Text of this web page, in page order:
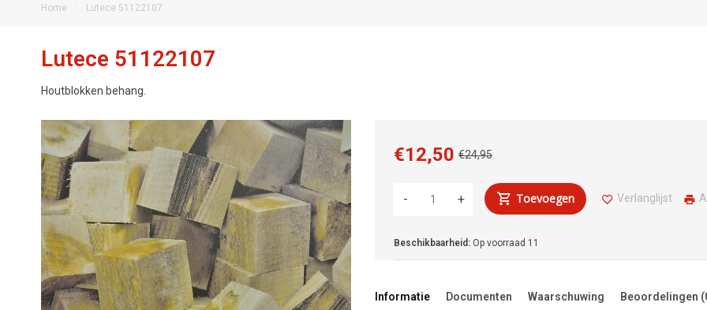
Home Lutece 51122107
Lutece 51122107
Houtblokken behang.
€24,95
€12,50
+
- Toevoegen Verlanglijst
Beschikbaarheid: Op voorraad 11
Informatie Documenten Waarschuwing Beoordelingen